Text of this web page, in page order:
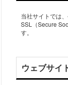
当社サイトでは
SSL（Secure
す。
ウェブサイ